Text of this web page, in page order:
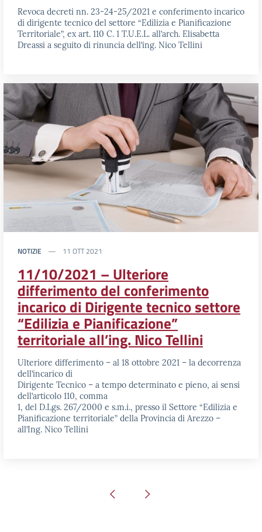
Revoca decreti nn. 23-24-25/2021 e conferimento incarico
di dirigente tecnico del settore “Edilizia e Pianificazione
Territoriale”, ex art. 110 C. 1 T.U.E.L. all’arch. Elisabetta
Dreassi a seguito di rinuncia dell’ing. Nico Tellini
NOTIZIE 11 OTT 2021
11/10/2021 – Ulteriore
differimento del conferimento
incarico di Dirigente tecnico settore
“Edilizia e Pianificazione”
territoriale all’ing. Nico Tellini
Ulteriore differimento – al 18 ottobre 2021 – la decorrenza
dell’incarico di
Dirigente Tecnico – a tempo determinato e pieno, ai sensi
dell’articolo 110, comma
1, del D.Lgs. 267/2000 e s.m.i., presso il Settore “Edilizia e
Pianificazione territoriale” della Provincia di Arezzo –
all’Ing. Nico Tellini
Pagina precedentePagina successiva